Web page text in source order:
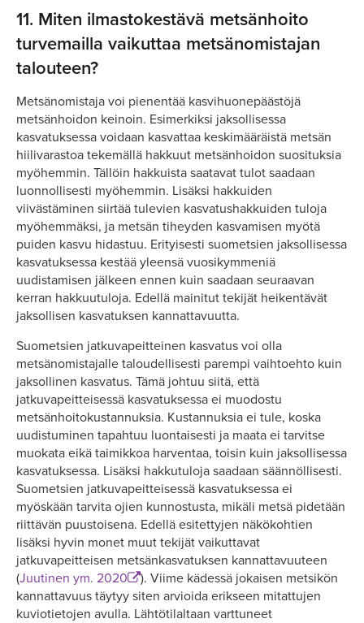
11. Miten ilmastokestävä metsänhoito
turvemailla vaikuttaa metsänomistajan
talouteen?
Metsänomistaja voi pienentää kasvihuonepäästöjä
metsänhoidon keinoin. Esimerkiksi jaksollisessa
kasvatuksessa voidaan kasvattaa keskimääräistä metsän
hiilivarastoa tekemällä hakkuut metsänhoidon suosituksia
myöhemmin. Tällöin hakkuista saatavat tulot saadaan
luonnollisesti myöhemmin. Lisäksi hakkuiden
viivästäminen siirtää tulevien kasvatushakkuiden tuloja
myöhemmäksi, ja metsän tiheyden kasvamisen myötä
puiden kasvu hidastuu. Erityisesti suometsien jaksollisessa
kasvatuksessa kestää yleensä vuosikymmeniä
uudistamisen jälkeen ennen kuin saadaan seuraavan
kerran hakkuutuloja. Edellä mainitut tekijät heikentävät
jaksollisen kasvatuksen kannattavuutta.
Suometsien jatkuvapeitteinen kasvatus voi olla
metsänomistajalle taloudellisesti parempi vaihtoehto kuin
jaksollinen kasvatus. Tämä johtuu siitä, että
jatkuvapeitteisessä kasvatuksessa ei muodostu
metsänhoitokustannuksia. Kustannuksia ei tule, koska
uudistuminen tapahtuu luontaisesti ja maata ei tarvitse
muokata eikä taimikkoa harventaa, toisin kuin jaksollisessa
kasvatuksessa. Lisäksi hakkutuloja saadaan säännöllisesti.
Suometsien jatkuvapeitteisessä kasvatuksessa ei
myöskään tarvita ojien kunnostusta, mikäli metsä pidetään
riittävän puustoisena. Edellä esitettyjen näkökohtien
lisäksi hyvin monet muut tekijät vaikuttavat
jatkuvapeitteisen metsänkasvatuksen kannattavuuteen
(Juutinen ym. 2020
). Viime kädessä jokaisen metsikön
kannattavuus täytyy siten arvioida erikseen mitattujen
kuviotietojen avulla. Lähtötilaltaan varttuneet